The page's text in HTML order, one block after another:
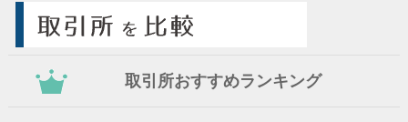
取引所おすすめランキング